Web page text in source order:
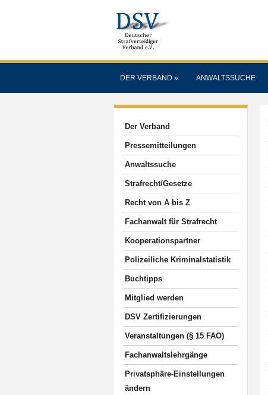
DER VERBAND » ANWALTSSUCHE
Der Verband
Pressemitteilungen
Anwaltssuche
Strafrecht/Gesetze
Recht von A bis Z
Fachanwalt für Strafrecht
Kooperationspartner
Polizeiliche Kriminalstatistik
Buchtipps
Mitglied werden
DSV Zertifizierungen
Veranstaltungen (§ 15 FAO)
Fachanwaltslehrgänge
Privatsphäre-Einstellungen
ändern